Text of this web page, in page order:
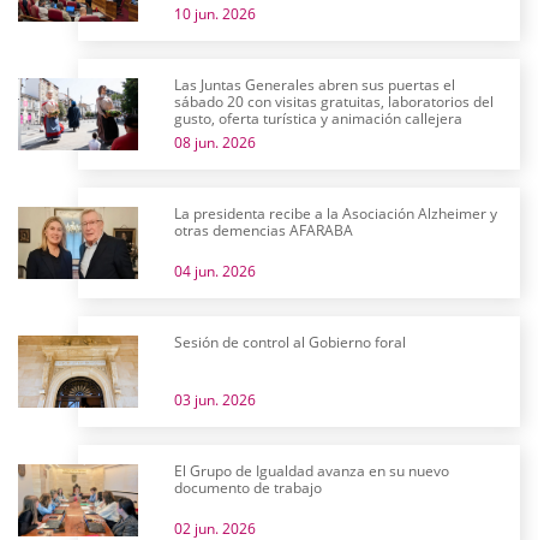
10 jun. 2026
Las Juntas Generales abren sus puertas el
sábado 20 con visitas gratuitas, laboratorios del
gusto, oferta turística y animación callejera
08 jun. 2026
La presidenta recibe a la Asociación Alzheimer y
otras demencias AFARABA
04 jun. 2026
Sesión de control al Gobierno foral
03 jun. 2026
El Grupo de Igualdad avanza en su nuevo
documento de trabajo
02 jun. 2026